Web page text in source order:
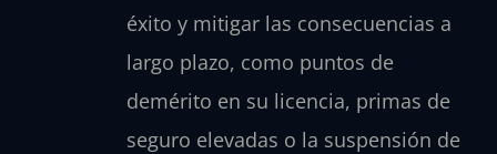
éxito y mitigar las consecuencias a
largo plazo, como puntos de
demérito en su licencia, primas de
seguro elevadas o la suspensión de